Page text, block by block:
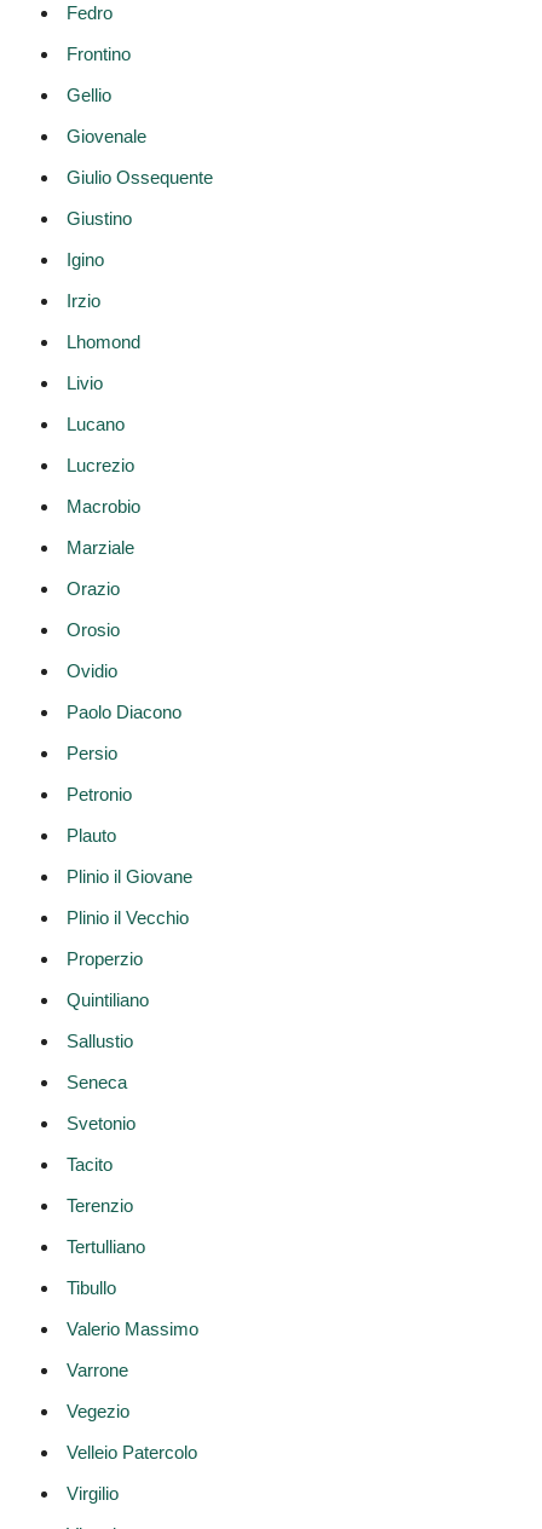
Fedro
Frontino
Gellio
Giovenale
Giulio Ossequente
Giustino
Igino
Irzio
Lhomond
Livio
Lucano
Lucrezio
Macrobio
Marziale
Orazio
Orosio
Ovidio
Paolo Diacono
Persio
Petronio
Plauto
Plinio il Giovane
Plinio il Vecchio
Properzio
Quintiliano
Sallustio
Seneca
Svetonio
Tacito
Terenzio
Tertulliano
Tibullo
Valerio Massimo
Varrone
Vegezio
Velleio Patercolo
Virgilio